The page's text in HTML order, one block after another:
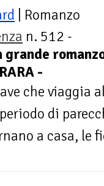
| Romanzo
n. 512 -
grande
-
che viaggia
di
a casa, le